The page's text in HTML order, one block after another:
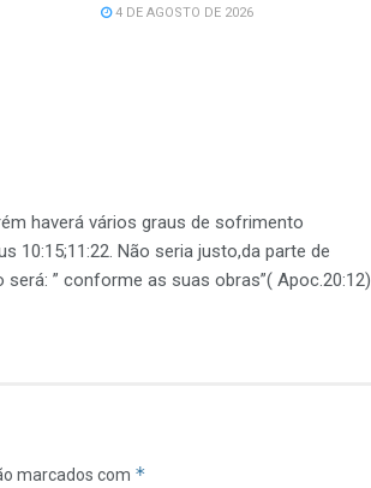
4 DE AGOSTO DE 2026
haverá vários graus de sofrimento
10:15;11:22. Não seria justo,da parte de
” conforme as suas obras”( Apoc.20:12)
marcados com *